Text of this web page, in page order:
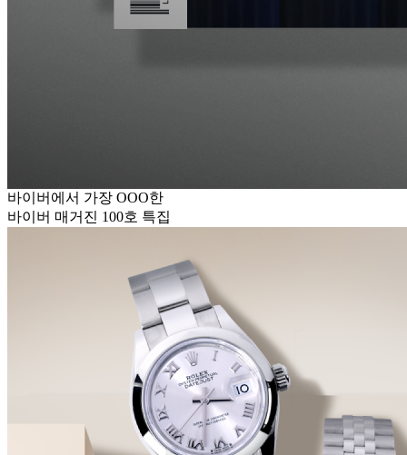
바이버에서 가장 OOO한
바이버 매거진 100호 특집